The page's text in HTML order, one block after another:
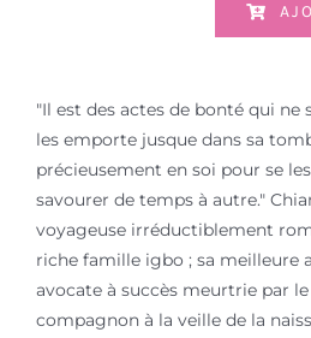
"Il est des actes de bonté qui ne
les emporte jusque dans sa
précieusement en soi pour se
savourer de temps à autre."
voyageuse irréductiblement
riche famille igbo ; sa meilleure
avocate à succès meurtrie par
compagnon à la veille de la